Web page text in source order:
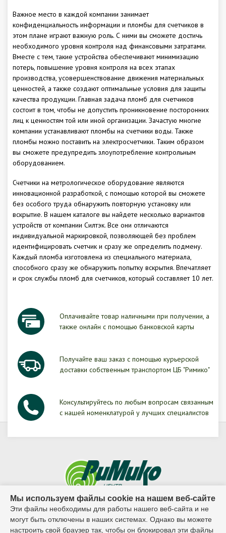
Важное место в каждой компании занимает
конфиденциальность информации и пломбы для счетчиков в
этом плане играют важную роль. С ними вы сможете достичь
необходимого уровня контроля над финансовыми затратами.
Вместе с тем, такие устройства обеспечивают минимизацию
потерь, повышение уровня контроля на всех этапах
производства, усовершенствование движения материальных
ценностей, а также создают оптимальные условия для защиты
качества продукции. Главная задача пломб для счетчиков
состоит в том, чтобы не допустить проникновение посторонних
лиц к ценностям той или иной организации. Зачастую многие
компании устанавливают пломбы на счетчики воды. Также
пломбы можно поставить на электросчетчики. Таким образом
вы сможете предупредить злоупотребление контрольным
оборудованием.
Счетчики на метрологическое оборудование являются
инновационной разработкой, с помощью которой вы сможете
без особого труда обнаружить повторную установку или
вскрытие. В нашем каталоге вы найдете несколько вариантов
устройств от компании Силтэк. Все они отличаются
индивидуальной маркировкой, позволяющей без проблем
идентифицировать счетчик и сразу же определить подмену.
Каждый пломба изготовлена из специального материала,
способного сразу же обнаружить попытку вскрытия. Впечатляет
и срок службы пломб для счетчиков, который составляет 10 лет.
Оплачивайте товар наличными при получении, а
также онлайн с помощью банковской карты
Получайте ваш заказ с помощью курьерской
доставки собственным транспортом ЦБ "Римико"
Консультируйтесь по любым вопросам связанным
с нашей номенклатурой у лучших специалистов
© 1995г. - 2026г. ООО ЦБ "Римико"
Мы используем файлы cookie на нашем веб-сайте
Эти файлы необходимы для работы нашего веб-сайта и не
могут быть отключены в наших системах. Однако вы можете
настроить свой браузер так, чтобы он блокировал эти файлы